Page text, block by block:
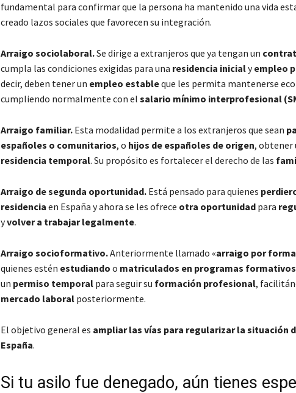
fundamental para confirmar que la persona ha mantenido una vida
creado lazos sociales que favorecen su integración.
Arraigo sociolaboral.Se dirige a extranjeros que ya tengan un
cumpla las condiciones exigidas para una residencia inicialyempleo
decir, deben tener un empleo estableque les permita mantenerse
cumpliendo normalmente con el salario mínimo interprofesional
Arraigo familiar.Esta modalidad permite a los extranjeros que sean
españoles o comunitarios, o hijos de españoles de origen, obtener
residencia temporal. Su propósito es fortalecer el derecho de las
Arraigo de segunda oportunidad.Está pensado para quienes
residencia en España y ahora se les ofrece otra oportunidadpara
yvolver a trabajar legalmente.
Arraigo socioformativo.Anteriormente llamado «arraigo por
quienes estén estudiando o matriculados en programas formativos
un permiso temporalpara seguir su formación profesional,
mercado laboralposteriormente.
El objetivo general es ampliar las vías para regularizar la situación
España.
Si tu asilo fue denegado, aún tienes